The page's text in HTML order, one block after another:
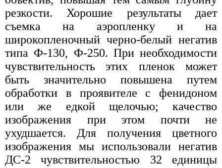
резкости. Хорошие результаты дает
съемка на аэропленку и на
широкопленочный черно-белый негатив
типа Ф-130, Ф-250. При необходимости
чувствительность этих пленок может
быть значительно повышена путем
обработки в проявителе с фенидоном
или же едкой щелочью; качество
изображения при этом почти не
ухудшается. Для получения цветного
изображения мы использовали негатив
ДС-2 чувствительностью 32 единицы